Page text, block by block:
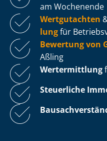
am Wochenende
Wertgutachten
lungfür
Bewertung von
Aßling
Wertermittlung
Steuerliche